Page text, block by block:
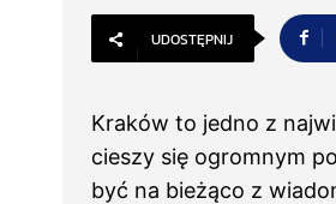
UDOSTĘPNIJ
Kraków to jedno z
cieszy się ogromnym
być na bieżąco z